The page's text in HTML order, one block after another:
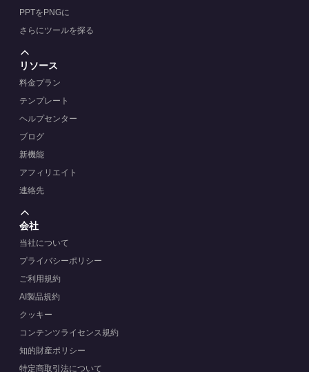
PPTをPNGに
さらにツールを探る
リソース
料金プラン
テンプレート
ヘルプセンター
ブログ
新機能
アフィリエイト
連絡先
会社
当社について
プライバシーポリシー
ご利用規約
AI製品規約
クッキー
コンテンツライセンス規約
知的財産ポリシー
特定商取引法について